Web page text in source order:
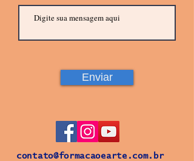
Enviar
contato@formacaoearte.com.br